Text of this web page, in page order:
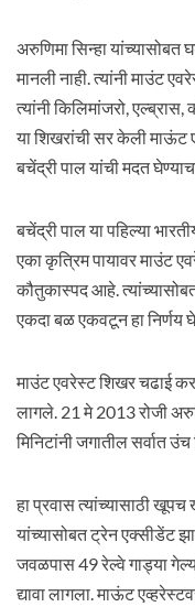
अरुणिमा सिन्हा यांच्यासोबत
मानली नाही. त्यांनी माउंट
त्यांनी किलिमांजरो,
या शिखरांची सर केली माऊंट
बचेंद्री पाल यांची मदत
बचेंद्री पाल या पहिल्या
एका कृत्रिम पायावर माउंट
कौतुकास्पद आहे.
एकदा बळ एकवटून हा निर्णय
माउंट एवरेस्ट शिखर चढाई
लागले. 21 मे 2013 रोजी
मिनिटांनी जगातील सर्वात उंच
हा प्रवास त्यांच्यासाठी
यांच्यासोबत ट्रेन एक्सीडेंट
जवळपास 49 रेल्वे गाड्या
द्यावा लागला. माऊंट